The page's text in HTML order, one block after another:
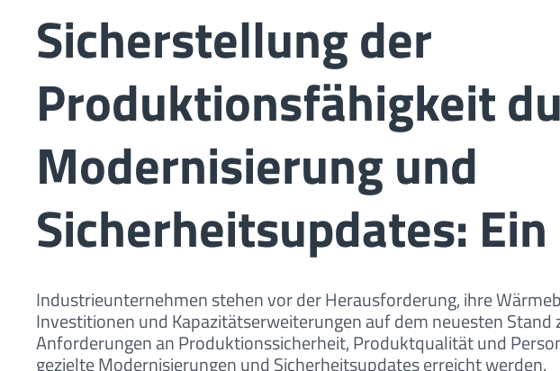
Sicherstellung der
Produktionsfähigkeit
Modernisierung und
Sicherheitsupdates:
Industrieunternehmen stehen vor der Herausforderung, ihre
Investitionen und Kapazitätserweiterungen auf dem neuesten
Anforderungen an Produktionssicherheit, Produktqualität und
gezielte Modernisierungen und Sicherheitsupdates erreicht werden.